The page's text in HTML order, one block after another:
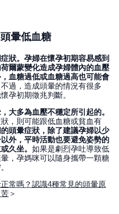
暈低血糖
狀。孕婦在懷孕初期容易感到
爾蒙變化造成孕婦體內的血壓
血糖過低或血糖過高也可能會
不過，造成頭暈的情況有很多
孕初期徵兆判斷。
大多為血壓不穩定所引起的。
，則可能跟低血糖或貧血有
頭暈症狀，除了建議孕婦以少
外，平時活動也要避免姿勢的
久坐。 如果是劇烈孕吐導致低
，孕媽咪可以隨身攜帶一顆糖
常嗎？認識4種常見的頭暈原
＞